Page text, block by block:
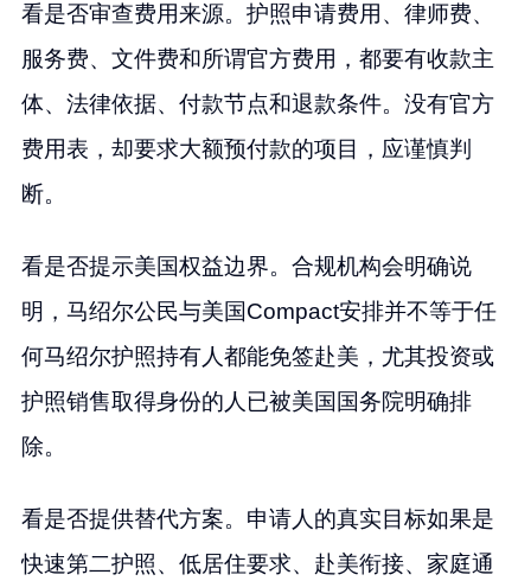
看是否审查费用来源。护照申请费用、律师费、
服务费、文件费和所谓官方费用，都要有收款主
体、法律依据、付款节点和退款条件。没有官方
费用表，却要求大额预付款的项目，应谨慎判
断。
看是否提示美国权益边界。合规机构会明确说
明，马绍尔公民与美国Compact安排并不等于任
何马绍尔护照持有人都能免签赴美，尤其投资或
护照销售取得身份的人已被美国国务院明确排
除。
看是否提供替代方案。申请人的真实目标如果是
快速第二护照、低居住要求、赴美衔接、家庭通